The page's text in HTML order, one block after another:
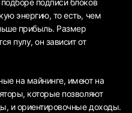
подписи блоков
энергию, то есть, чем
прибыль. Размер
пулу, он зависит от
на майнинге, имеют на
которые позволяют
и ориентировочные доходы.